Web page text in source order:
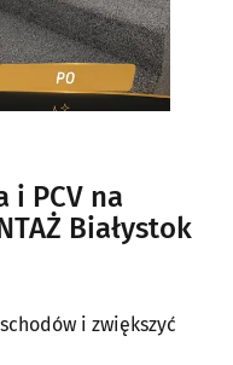
i PCV na
Białystok
i zwiększyć